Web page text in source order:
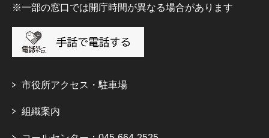
※一部の窓口では開庁時間が異なる場合があります
市役所アクセス・駐車場
組織案内